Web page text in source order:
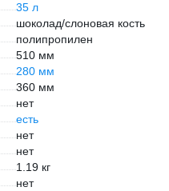
35 л
шоколад/слоновая кость
полипропилен
510 мм
280 мм
360 мм
нет
есть
нет
нет
1.19 кг
нет